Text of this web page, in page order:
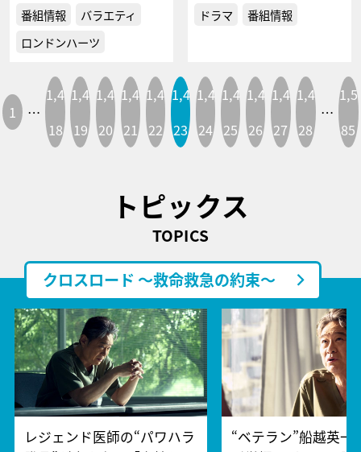
番組情報
バラエティ
ロンドンハーツ
ドラマ 番組情報
1 …
1,4
18
1,4
19
1,4
20
1,4
21
1,4
22
1,4
23
1,4
24
1,4
25
1,4
26
1,4
27
1,4
28
…
1,5
85
トピックス
TOPICS
クロスロード ～救命救急の約束～
レジェンド医師の“パワハラ
“ベテラン”船越英一